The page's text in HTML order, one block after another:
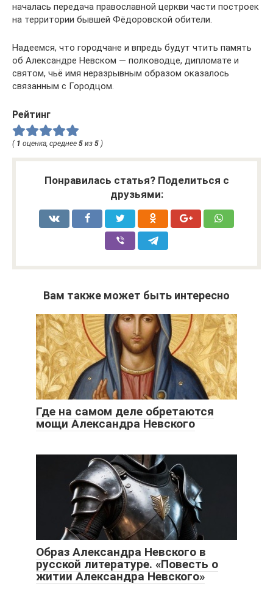
началась передача православной церкви части построек
на территории бывшей Фёдоровской обители.
Надеемся, что городчане и впредь будут чтить память
об Александре Невском — полководце, дипломате и
святом, чьё имя неразрывным образом оказалось
связанным с Городцом.
Рейтинг
( 1 оценка, среднее 5 из 5 )
Понравилась статья? Поделиться с
друзьями:
Вам также может быть интересно
Где на самом деле обретаются
мощи Александра Невского
Образ Александра Невского в
русской литературе. «Повесть о
житии Александра Невского»